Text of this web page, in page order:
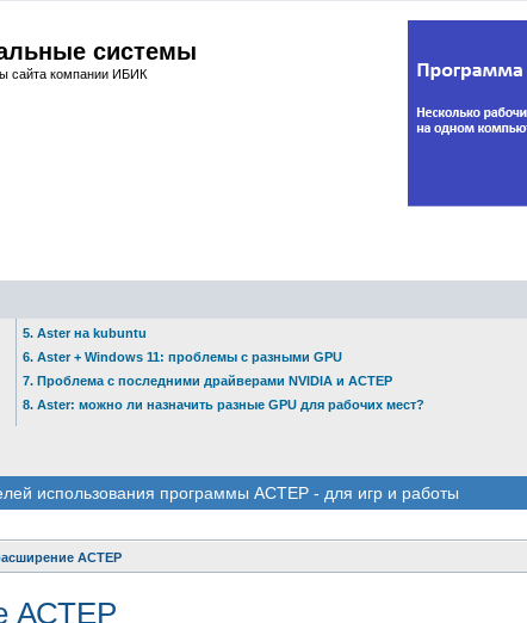
системы
сайта компании ИБИК
5. Aster на kubuntu
6. Aster + Windows 11: проблемы с разными GPU
7. Проблема с последними драйверами NVIDIA и АСТЕР
8. Aster: можно ли назначить разные GPU для рабочих мест?
использования программы АСТЕР - для игр и работы
АСТЕР
АСТЕР